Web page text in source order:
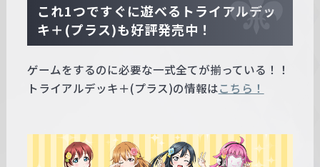
これ1つですぐに遊べるトライアルデッ
キ＋(プラス)も好評発売中！
ゲームをするのに必要な一式全てが揃っている！！
トライアルデッキ＋(プラス)の情報はこちら！